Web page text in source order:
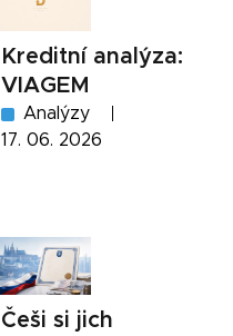
Kreditní analýza:
VIAGEM
Analýzy
17. 06. 2026
Češi si jich